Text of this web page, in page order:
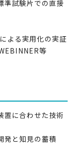
準試験片での直接
よる実用化の実証
等
置に合わせた技術
発と知見の蓄積